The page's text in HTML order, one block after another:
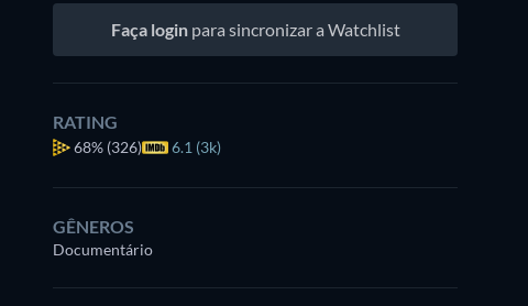
Faça loginpara sincronizar a Watchlist
RATING
68% (326) 6.1 (3k)
GÊNEROS
Documentário